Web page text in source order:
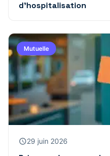
d’hospitalisation
Mutuelle
29 juin 2026